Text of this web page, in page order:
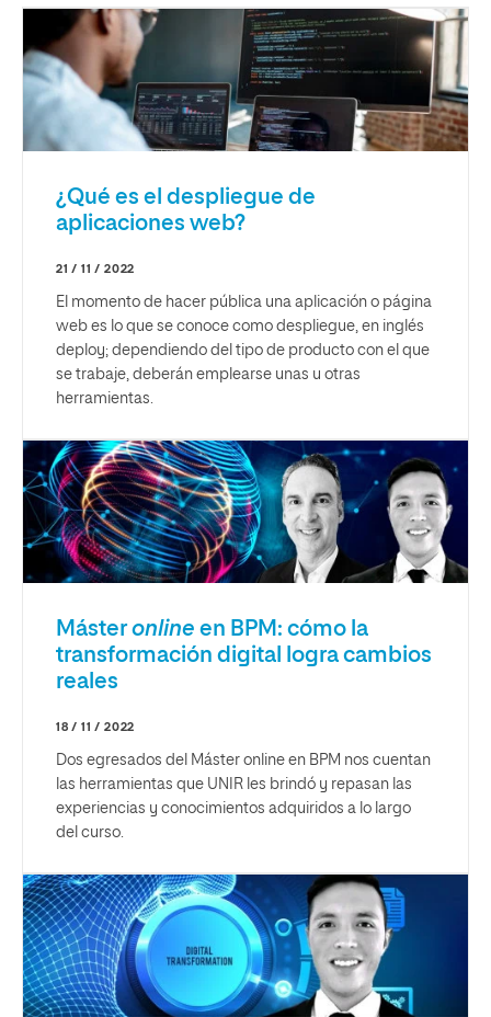
¿Qué es el despliegue de
aplicaciones web?
21 / 11 / 2022
El momento de hacer pública una aplicación o página
web es lo que se conoce como despliegue, en inglés
deploy; dependiendo del tipo de producto con el que
se trabaje, deberán emplearse unas u otras
herramientas.
Másteronline en BPM: cómo la
transformación digital logra cambios
reales
18 / 11 / 2022
Dos egresados del Máster online en BPM nos cuentan
las herramientas que UNIR les brindó y repasan las
experiencias y conocimientos adquiridos a lo largo
del curso.